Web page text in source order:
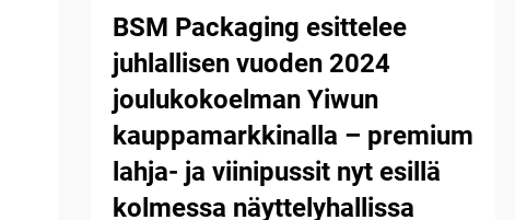
BSM Packaging esittelee
juhlallisen vuoden 2024
joulukokoelman Yiwun
kauppamarkkinalla – premium
lahja- ja viinipussit nyt esillä
kolmessa näyttelyhallissa